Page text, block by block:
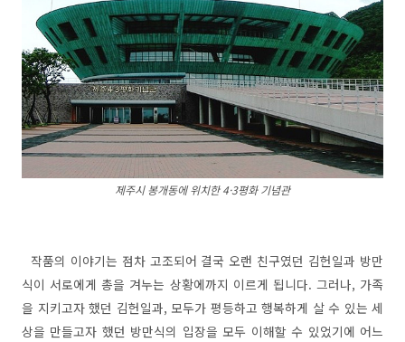
제주시 봉개동에 위치한 4·3평화 기념관
작품의 이야기는 점차 고조되어 결국 오랜 친구였던 김헌일과 방만
식이 서로에게 총을 겨누는 상황에까지 이르게 됩니다. 그러나, 가족
을 지키고자 했던 김헌일과, 모두가 평등하고 행복하게 살 수 있는 세
상을 만들고자 했던 방만식의 입장을 모두 이해할 수 있었기에 어느